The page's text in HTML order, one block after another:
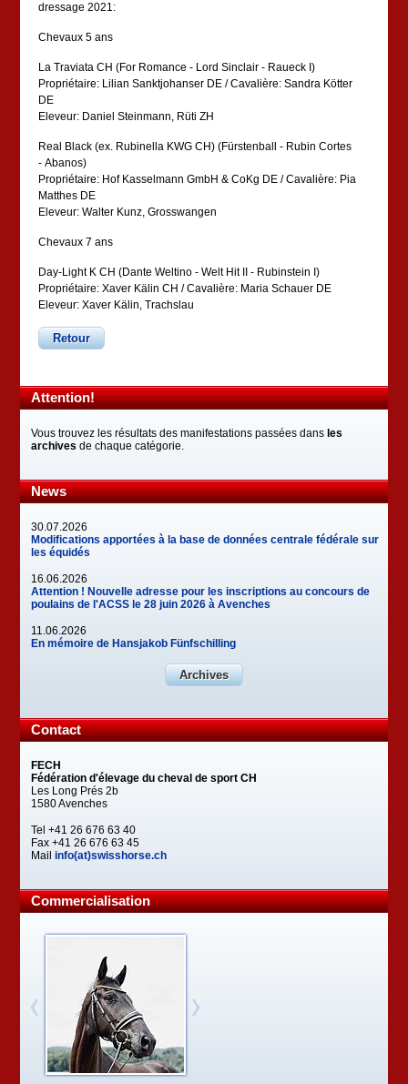
dressage 2021:
Chevaux 5 ans
La Traviata CH (For Romance - Lord Sinclair - Raueck I)
Propriétaire: Lilian Sanktjohanser DE / Cavalière: Sandra Kötter
DE
Eleveur: Daniel Steinmann, Rüti ZH
Real Black (ex. Rubinella KWG CH) (Fürstenball - Rubin Cortes
- Abanos)
Propriétaire: Hof Kasselmann GmbH & CoKg DE / Cavalière: Pia
Matthes DE
Eleveur: Walter Kunz, Grosswangen
Chevaux 7 ans
Day-Light K CH (Dante Weltino - Welt Hit II - Rubinstein I)
Propriétaire: Xaver Kälin CH / Cavalière: Maria Schauer DE
Eleveur: Xaver Kälin, Trachslau
Retour
Attention!
Vous trouvez les résultats des manifestations passées dans les
archives de chaque catégorie.
News
30.07.2026
Modifications apportées à la base de données centrale fédérale sur
les équidés
16.06.2026
Attention ! Nouvelle adresse pour les inscriptions au concours de
poulains de l'ACSS le 28 juin 2026 à Avenches
11.06.2026
En mémoire de Hansjakob Fünfschilling
Archives
Contact
FECH
Fédération d'élevage du cheval de sport CH
Les Long Prés 2b
1580 Avenches
Tel +41 26 676 63 40
Fax +41 26 676 63 45
Mailinfo(at)swisshorse.ch
Commercialisation